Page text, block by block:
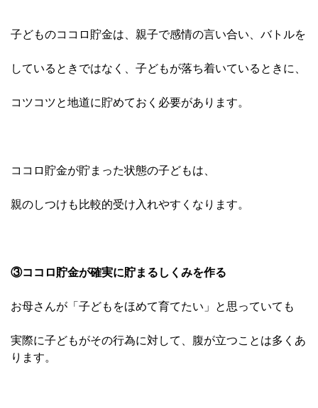
子どものココロ貯金は、親子で感情の言い合い、バトルを
しているときではなく、子どもが落ち着いているときに、
コツコツと地道に貯めておく必要があります。
ココロ貯金が貯まった状態の子どもは、
親のしつけも比較的受け入れやすくなります。
③ココロ貯金が確実に貯まるしくみを作る
お母さんが「子どもをほめて育てたい」と思っていても
実際に子どもがその行為に対して、腹が立つことは多くあ
ります。